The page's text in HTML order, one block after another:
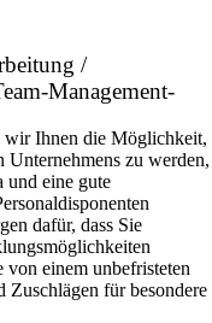
/
Management-
Ihnen die Möglichkeit,
Unternehmens zu werden,
und eine gute
dafür, dass Sie
einem unbefristeten
Zuschlägen für besondere